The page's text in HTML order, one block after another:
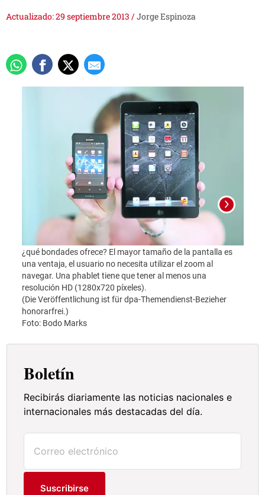
Actualizado: 29 septiembre 2013 /Jorge Espinoza
¿qué bondades ofrece? El mayor tamaño de la pantalla es
una ventaja, el usuario no necesita utilizar el zoom al
navegar. Una phablet tiene que tener al menos una
resolución HD (1280x720 píxeles).
(Die Veröffentlichung ist für dpa-Themendienst-Bezieher
honorarfrei.)
Foto: Bodo Marks
Boletín
Recibirás diariamente las noticias nacionales e
internacionales más destacadas del día.
Suscribirse